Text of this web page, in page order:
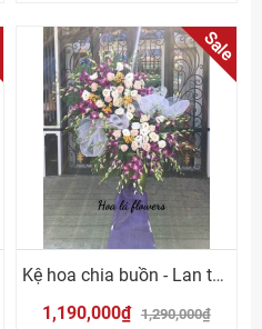
Sale
Kệ hoa chia buồn - Lan thái tím
1,190,000₫ 1,290,000₫